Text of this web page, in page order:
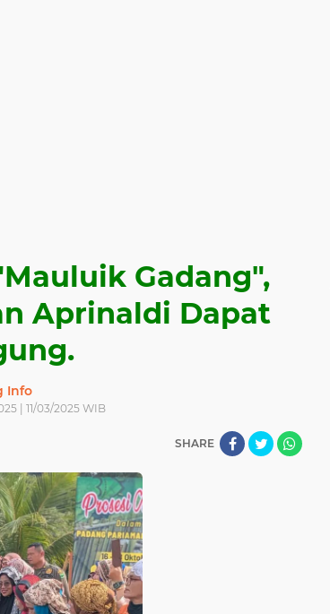
Gadang",
Aprinaldi Dapat
Info
| 11/03/2025 WIB
SHARE